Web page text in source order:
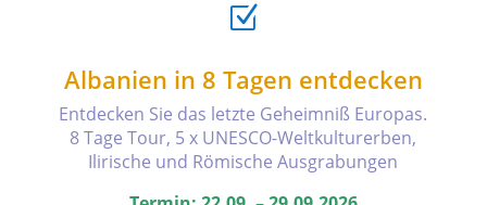
Z
Albanien in 8 Tagen entdecken
Entdecken Sie das letzte Geheimniß Europas.
8 Tage Tour, 5 x UNESCO-Weltkulturerben,
Ilirische und Römische Ausgrabungen